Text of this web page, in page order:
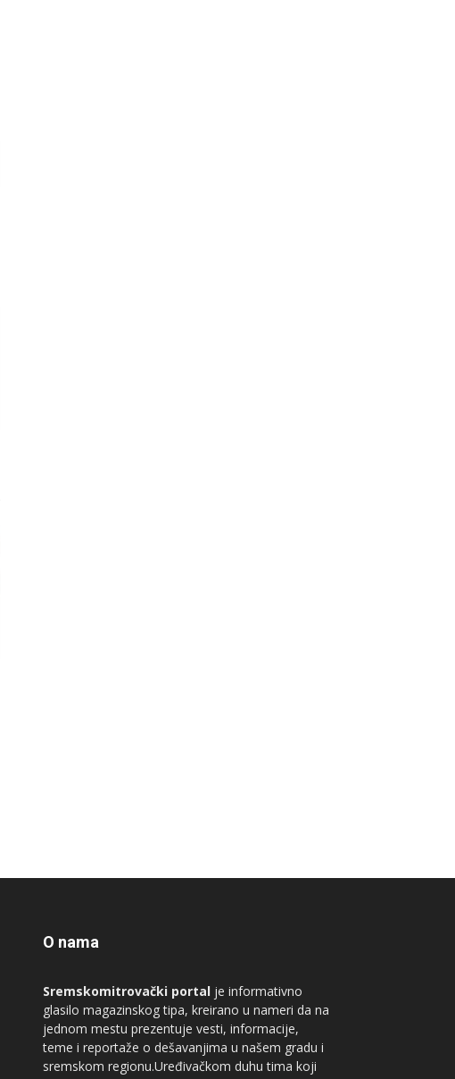
O nama
Sremskomitrovački portal je informativno
glasilo magazinskog tipa, kreirano u nameri da na
jednom mestu prezentuje vesti, informacije,
teme i reportaže o dešavanjima u našem gradu i
sremskom regionu.Uređivačkom duhu tima koji